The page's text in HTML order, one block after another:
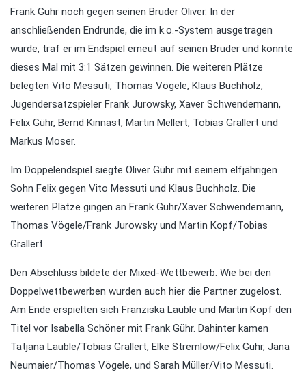
Frank Gühr noch gegen seinen Bruder Oliver. In der
anschließenden Endrunde, die im k.o.-System ausgetragen
wurde, traf er im Endspiel erneut auf seinen Bruder und konnte
dieses Mal mit 3:1 Sätzen gewinnen. Die weiteren Plätze
belegten Vito Messuti, Thomas Vögele, Klaus Buchholz,
Jugendersatzspieler Frank Jurowsky, Xaver Schwendemann,
Felix Gühr, Bernd Kinnast, Martin Mellert, Tobias Grallert und
Markus Moser.
Im Doppelendspiel siegte Oliver Gühr mit seinem elfjährigen
Sohn Felix gegen Vito Messuti und Klaus Buchholz. Die
weiteren Plätze gingen an Frank Gühr/Xaver Schwendemann,
Thomas Vögele/Frank Jurowsky und Martin Kopf/Tobias
Grallert.
Den Abschluss bildete der Mixed-Wettbewerb. Wie bei den
Doppelwettbewerben wurden auch hier die Partner zugelost.
Am Ende erspielten sich Franziska Lauble und Martin Kopf den
Titel vor Isabella Schöner mit Frank Gühr. Dahinter kamen
Tatjana Lauble/Tobias Grallert, Elke Stremlow/Felix Gühr, Jana
Neumaier/Thomas Vögele, und Sarah Müller/Vito Messuti.